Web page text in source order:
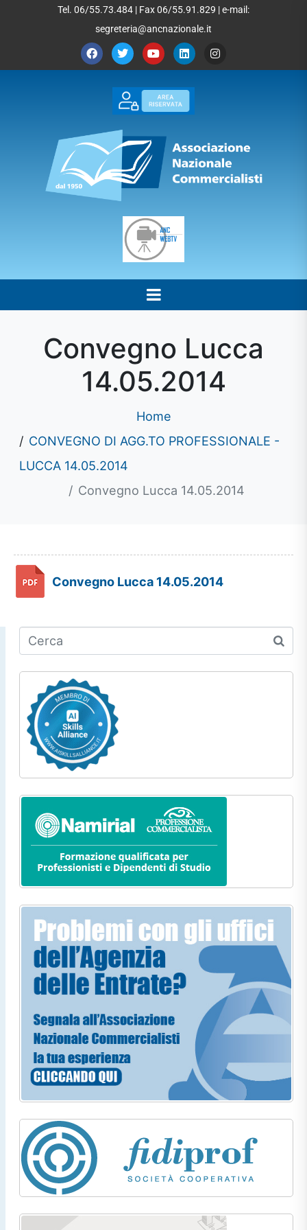
Tel. 06/55.73.484 | Fax 06/55.91.829 | e-mail:
segreteria@ancnazionale.it
Convegno Lucca
14.05.2014
Home
CONVEGNO DI AGG.TO PROFESSIONALE -
LUCCA 14.05.2014
Convegno Lucca 14.05.2014
Convegno Lucca 14.05.2014